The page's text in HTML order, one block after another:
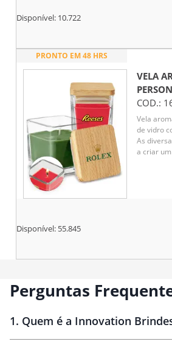
Disponível: 10.722
PRONTO EM 48 HRS
VELA
COD.:
Vela
de vidro
As
a criar
em
cor e o
variar
Canela
Disponível: 55.845
Perguntas
1. Quem é a Innovation